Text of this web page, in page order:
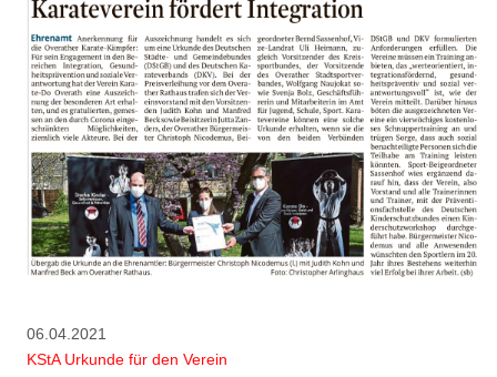
06.04.2021
KStA Urkunde für den Verein